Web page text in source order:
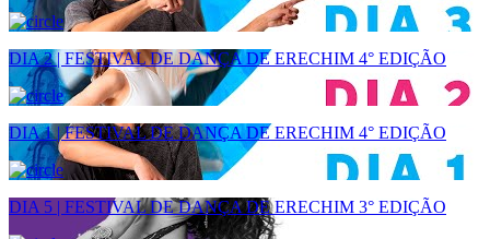
DIA 2 | FESTIVAL DE DANÇA DE ERECHIM 4° EDIÇÃO
DIA 1 | FESTIVAL DE DANÇA DE ERECHIM 4° EDIÇÃO
DIA 5 | FESTIVAL DE DANÇA DE ERECHIM 3° EDIÇÃO